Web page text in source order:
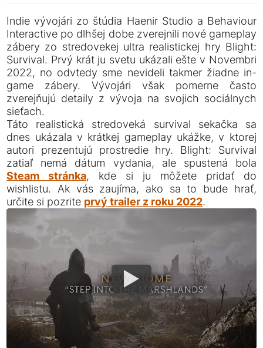
Indie vývojári zo štúdia Haenir Studio a Behaviour
Interactive po dlhšej dobe zverejnili nové gameplay
zábery zo stredovekej ultra realistickej hry Blight:
Survival. Prvý krát ju svetu ukázali ešte v Novembri
2022, no odvtedy sme nevideli takmer žiadne in-
game zábery. Vývojári však pomerne často
zverejňujú detaily z vývoja na svojich sociálnych
sieťach.
Táto realistická stredoveká survival sekačka sa
dnes ukázala v krátkej gameplay ukážke, v ktorej
autori prezentujú prostredie hry. Blight: Survival
zatiaľ nemá dátum vydania, ale spustená bola
Steam stránka, kde si ju môžete pridať do
wishlistu. Ak vás zaujíma, ako sa to bude hrať,
určite si pozrite prvý trailer z roku 2022.